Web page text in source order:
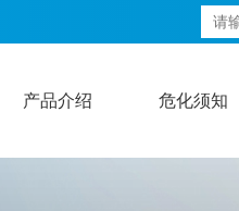
产品介绍 危化须知